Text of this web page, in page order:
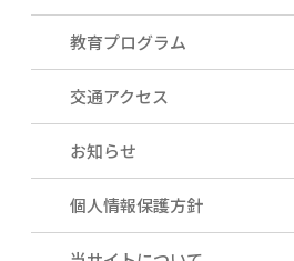
教育プログラム
交通アクセス
お知らせ
個人情報保護方針